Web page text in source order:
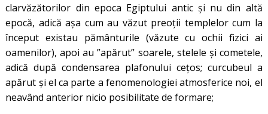
clarvăzătorilor din epoca Egiptului antic și nu din altă
epocă, adică așa cum au văzut preoții templelor cum la
început existau pământurile (văzute cu ochii fizici ai
oamenilor), apoi au ”apărut” soarele, stelele și cometele,
adică după condensarea plafonului cețos; curcubeul a
apărut și el ca parte a fenomenologiei atmosferice noi, el
neavând anterior nicio posibilitate de formare;